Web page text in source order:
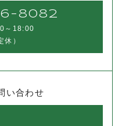
8082
～18:00
休）
い合わせ